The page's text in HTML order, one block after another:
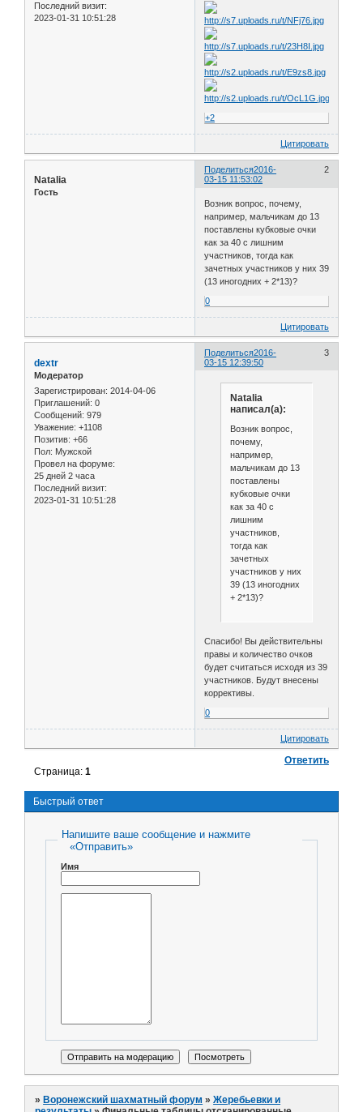
Последний визит:
2023-01-31 10:51:28
+2
Цитировать
Поделиться 2
2016-
03-15 11:53:02
Natalia
Гость
Возник вопрос, почему,
например, мальчикам до 13
поставлены кубковые очки
как за 40 с лишним
участников, тогда как
зачетных участников у них 39
(13 иногодних + 2*13)?
0
Цитировать
Поделиться 3
2016-
03-15 12:39:50
dextr
Модератор
Зарегистрирован: 2014-04-06
Приглашений: 0
Сообщений: 979
Уважение: +1108
Позитив: +66
Пол: Мужской
Провел на форуме:
25 дней 2 часа
Последний визит:
2023-01-31 10:51:28
Natalia
написал(а):
Возник вопрос,
почему,
например,
мальчикам до 13
поставлены
кубковые очки
как за 40 с
лишним
участников,
тогда как
зачетных
участников у них
39 (13 иногодних
+ 2*13)?
Спасибо! Вы действительны
правы и количество очков
будет считаться исходя из 39
участников. Будут внесены
коррективы.
0
Цитировать
Ответить
Страница:1
Быстрый ответ
Напишите ваше сообщение и нажмите
«Отправить»
Имя
» Воронежский шахматный форум »Жеребьевки и